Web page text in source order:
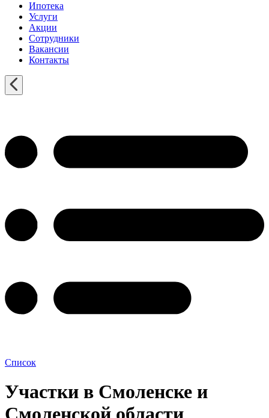
Ипотека
Услуги
Акции
Сотрудники
Вакансии
Контакты
Список
Участки в Смоленске и